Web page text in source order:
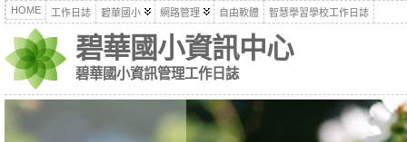
HOME 工作日誌 碧華國小 網路管理 自由軟體 智慧學習學校工作日誌
碧華國小資訊中心
碧華國小資訊管理工作日誌